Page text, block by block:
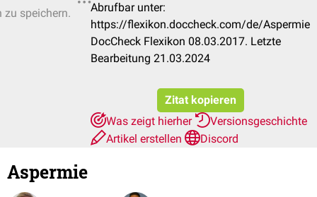
zu speichern.
Abrufbar unter:
https://flexikon.doccheck.com/de/Aspermie
DocCheck Flexikon 08.03.2017. Letzte
Bearbeitung 21.03.2024
Zitat kopieren
Was zeigt hierher
Versionsgeschichte
Artikel erstellen
Discord
Aspermie